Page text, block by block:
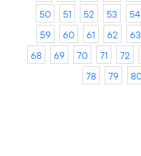
50
51 52 53 54
59
60 61 62 63
68
69 70 71 72
78
79